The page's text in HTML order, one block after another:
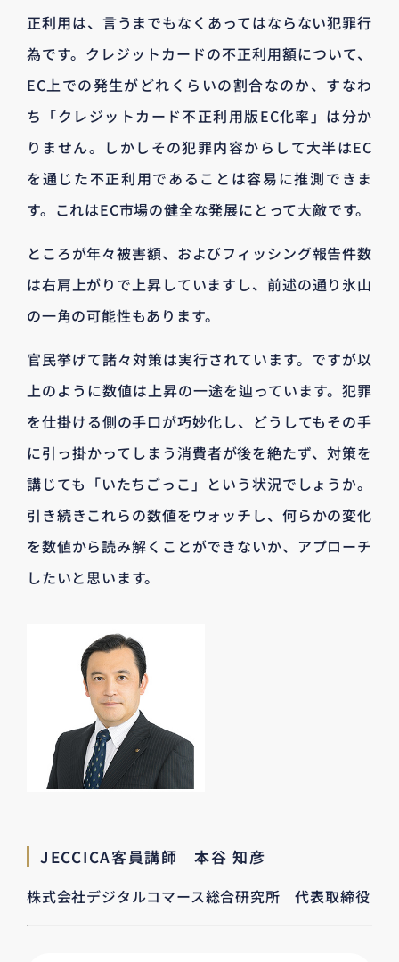
正利用は、言うまでもなくあってはならない犯罪行
為です。クレジットカードの不正利用額について、
EC上での発生がどれくらいの割合なのか、すなわ
ち「クレジットカード不正利用版EC化率」は分か
りません。しかしその犯罪内容からして大半はEC
を通じた不正利用であることは容易に推測できま
す。これはEC市場の健全な発展にとって大敵です。
ところが年々被害額、およびフィッシング報告件数
は右肩上がりで上昇していますし、前述の通り氷山
の一角の可能性もあります。
官民挙げて諸々対策は実行されています。ですが以
上のように数値は上昇の一途を辿っています。犯罪
を仕掛ける側の手口が巧妙化し、どうしてもその手
に引っ掛かってしまう消費者が後を絶たず、対策を
講じても「いたちごっこ」という状況でしょうか。
引き続きこれらの数値をウォッチし、何らかの変化
を数値から読み解くことができないか、アプローチ
したいと思います。
JECCICA客員講師 本谷 知彦
株式会社デジタルコマース総合研究所 代表取締役